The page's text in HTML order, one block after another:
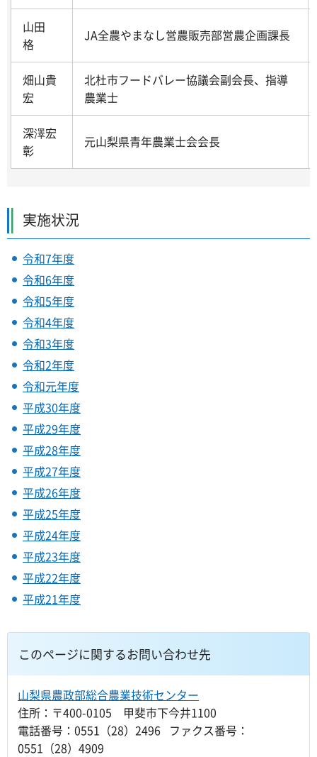
山田
格
JA全農やまなし営農販売部営農企画課長
畑山貴
宏
北杜市フードバレー協議会副会長、指導
農業士
深澤宏
彰
元山梨県青年農業士会会長
実施状況
令和7年度
令和6年度
令和5年度
令和4年度
令和3年度
令和2年度
令和元年度
平成30年度
平成29年度
平成28年度
平成27年度
平成26年度
平成25年度
平成24年度
平成23年度
平成22年度
平成21年度
このページに関するお問い合わせ先
山梨県農政部総合農業技術センター
住所：〒400-0105 甲斐市下今井1100
電話番号：0551（28）2496 ファクス番号：
0551（28）4909